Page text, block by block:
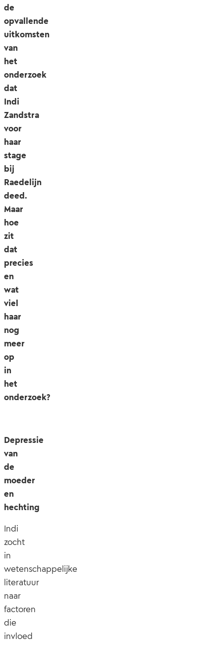
de
opvallende
uitkomsten
van
het
onderzoek
dat
Indi
Zandstra
voor
haar
stage
bij
Raedelijn
deed.
Maar
hoe
zit
dat
precies
en
wat
viel
haar
nog
meer
op
in
het
onderzoek?
Depressie
van
de
moeder
en
hechting
Indi
zocht
in
wetenschappelijke
literatuur
naar
factoren
die
invloed